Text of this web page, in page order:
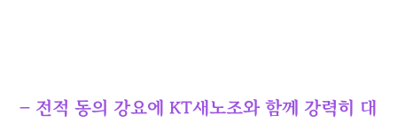
– 전적 동의 강요에 KT새노조와 함께 강력히 대